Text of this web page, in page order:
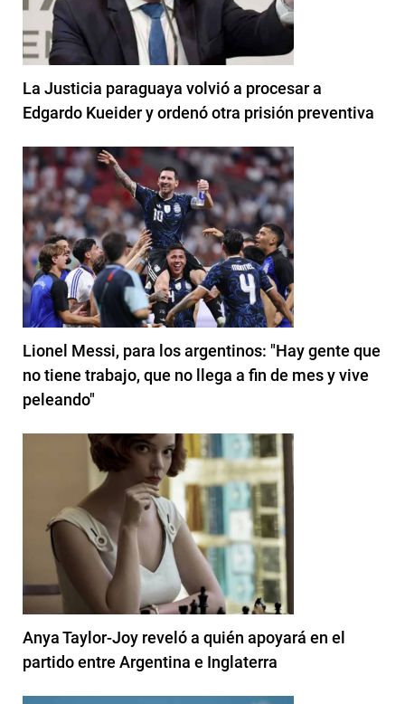
La Justicia paraguaya volvió a procesar a
Edgardo Kueider y ordenó otra prisión preventiva
Lionel Messi, para los argentinos: "Hay gente que
no tiene trabajo, que no llega a fin de mes y vive
peleando"
Anya Taylor-Joy reveló a quién apoyará en el
partido entre Argentina e Inglaterra